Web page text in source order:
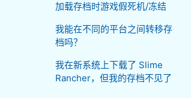
加载存档时游戏假死机/冻结
我能在不同的平台之间转移存
档吗？
我在新系统上下载了 Slime
Rancher，但我的存档不见了